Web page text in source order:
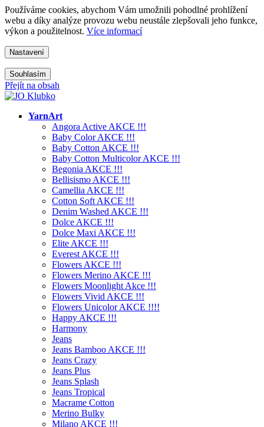
Používáme cookies, abychom Vám umožnili pohodlné prohlížení
webu a díky analýze provozu webu neustále zlepšovali jeho funkce,
výkon a použitelnost. Více informací
Nastavení
Souhlasím
Přejít na obsah
YarnArt
Angora Active AKCE !!!
Baby Color AKCE !!!
Baby Cotton AKCE !!!
Baby Cotton Multicolor AKCE !!!
Begonia AKCE !!!
Bellisismo AKCE !!!
Camellia AKCE !!!
Cotton Soft AKCE !!!
Denim Washed AKCE !!!
Dolce AKCE !!!
Dolce Maxi AKCE !!!
Elite AKCE !!!
Everest AKCE !!!
Flowers AKCE !!!
Flowers Merino AKCE !!!
Flowers Moonlight Akce !!!
Flowers Vivid AKCE !!!
Flowers Unicolor AKCE !!!!
Happy AKCE !!!
Harmony
Jeans
Jeans Bamboo AKCE !!!
Jeans Crazy
Jeans Plus
Jeans Splash
Jeans Tropical
Macrame Cotton
Merino Bulky
Milano AKCE !!!